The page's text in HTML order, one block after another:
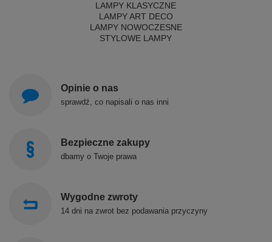
LAMPY KLASYCZNE
LAMPY ART DECO
LAMPY NOWOCZESNE
STYLOWE LAMPY
Opinie o nas
sprawdź, co napisali o nas inni
Bezpieczne zakupy
dbamy o Twoje prawa
Wygodne zwroty
14 dni na zwrot bez podawania przyczyny